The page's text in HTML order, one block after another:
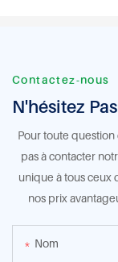
Contactez-nous
N'hésitez
Pour toute
pas à contacter
unique à tous ceux
nos prix
Nom